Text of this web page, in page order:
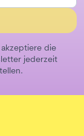
die
jederzeit